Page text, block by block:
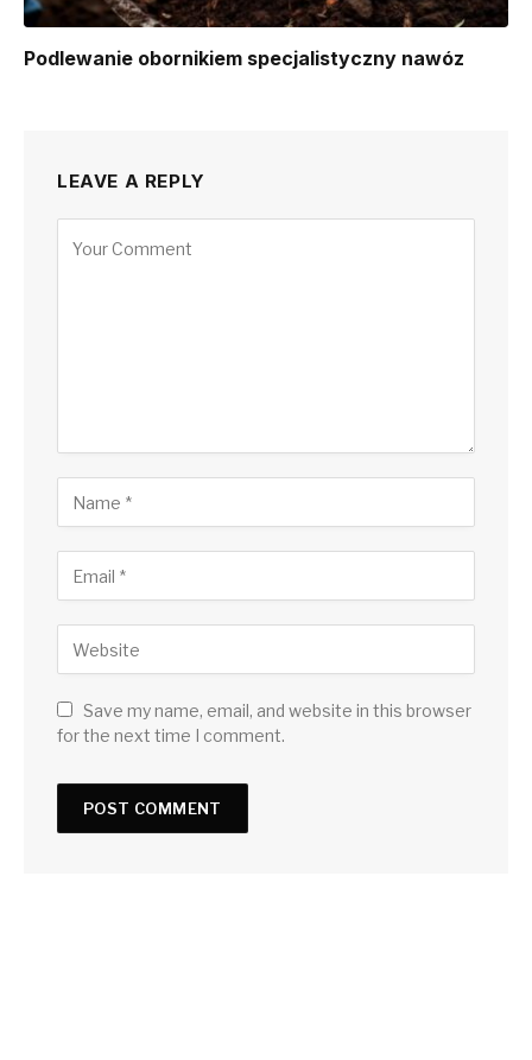
Podlewanie obornikiem specjalistyczny nawóz
LEAVE A REPLY
Save my name, email, and website in this browser
for the next time I comment.